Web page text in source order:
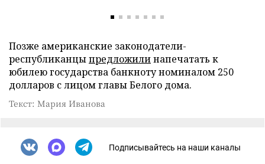
Позже американские законодатели-
республиканцыпредложилинапечатать к
юбилею государства банкноту номиналом 250
долларов с лицом главы Белого дома.
Текст: Мария Иванова
Подписывайтесь на наши каналы